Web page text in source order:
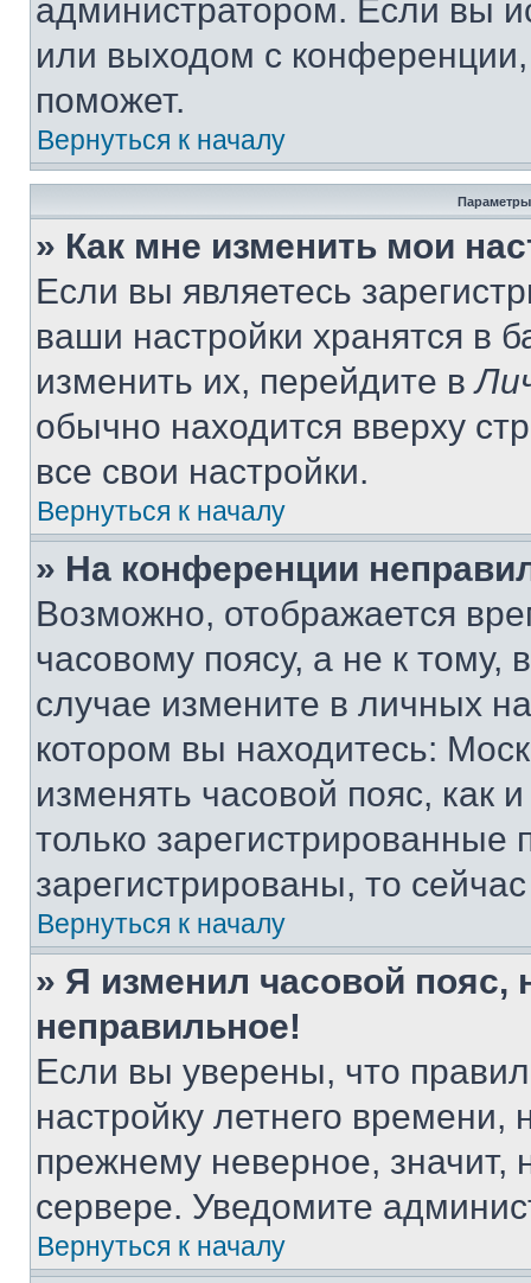
администратором. Если вы
или выходом с
поможет.
Вернуться к началу
Параметры
» Как мне изменить мои
Если вы являетесь
ваши настройки хранятся в
изменить их, перейдите в
обычно находится вверху
все свои настройки.
Вернуться к началу
» На конференции
Возможно, отображается
часовому поясу, а не к тому,
случае измените в личных
котором вы находитесь:
изменять часовой пояс, как
только
зарегистрированы, то
Вернуться к началу
» Я изменил часовой пояс,
неправильное!
Если вы уверены, что
настройку летнего
прежнему неверное, значит,
сервере. Уведомите
Вернуться к началу